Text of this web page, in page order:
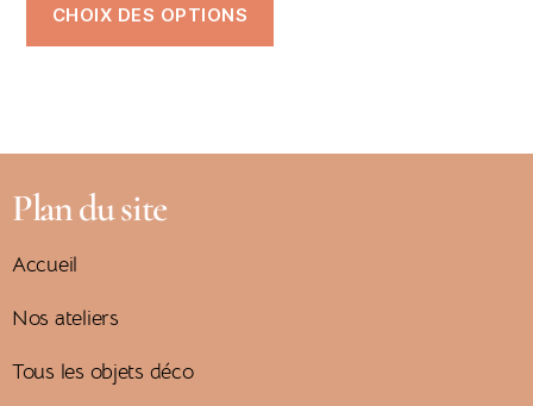
CHOIX DES OPTIONS
Plan du site
Accueil
Nos ateliers
Tous les objets déco